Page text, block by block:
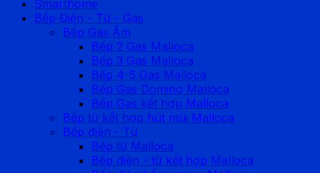
Smarthome
Bếp Điện - Từ - Gas
Bếp Gas Âm
Bếp 2 Gas Malloca
Bếp 3 Gas Malloca
Bếp 4-5 Gas Malloca
Bếp Gas Domino Malloca
Bếp Gas kết hợp Malloca
Bếp từ kết hợp hút mùi Malloca
Bếp điện - Từ
Bếp từ Malloca
Bếp điện - từ kết hợp Malloca